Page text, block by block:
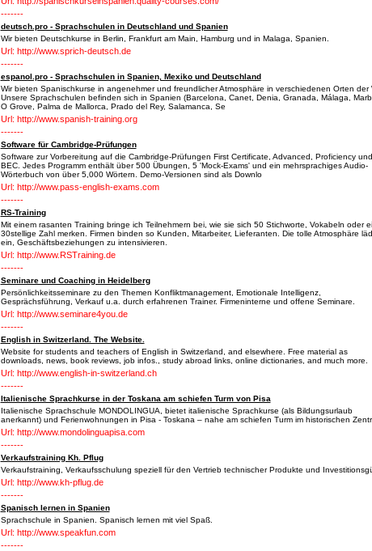
-------
deutsch.pro - Sprachschulen in Deutschland und Spanien
Wir bieten Deutschkurse in Berlin, Frankfurt am Main, Hamburg und in Malaga, Spanien.
Url: http://www.sprich-deutsch.de
-------
espanol.pro - Sprachschulen in Spanien, Mexiko und Deutschland
Wir bieten Spanischkurse in angenehmer und freundlicher Atmosphäre in verschiedenen Orten der
Unsere Sprachschulen befinden sich in Spanien (Barcelona, Canet, Denia, Granada, Málaga,
O Grove, Palma de Mallorca, Prado del Rey, Salamanca, Se
Url: http://www.spanish-training.org
-------
Software für Cambridge-Prüfungen
Software zur Vorbereitung auf die Cambridge-Prüfungen First Certificate, Advanced, Proficiency und
BEC. Jedes Programm enthält über 500 Übungen, 5 'Mock-Exams' und ein mehrsprachiges Audio-
Wörterbuch von über 5,000 Wörtern. Demo-Versionen sind als Downlo
Url: http://www.pass-english-exams.com
-------
RS-Training
Mit einem rasanten Training bringe ich Teilnehmern bei, wie sie sich 50 Stichworte, Vokabeln oder
30stellige Zahl merken. Firmen binden so Kunden, Mitarbeiter, Lieferanten. Die tolle Atmosphäre
ein, Geschäftsbeziehungen zu intensivieren.
Url: http://www.RSTraining.de
-------
Seminare und Coaching in Heidelberg
Persönlichkeitsseminare zu den Themen Konfliktmanagement, Emotionale Intelligenz,
Gesprächsführung, Verkauf u.a. durch erfahrenen Trainer. Firmeninterne und offene Seminare.
Url: http://www.seminare4you.de
-------
English in Switzerland. The Website.
Website for students and teachers of English in Switzerland, and elsewhere. Free material as
downloads, news, book reviews, job infos., study abroad links, online dictionaries, and much more.
Url: http://www.english-in-switzerland.ch
-------
Italienische Sprachkurse in der Toskana am schiefen Turm von Pisa
Italienische Sprachschule MONDOLINGUA, bietet italienische Sprachkurse (als Bildungsurlaub
anerkannt) und Ferienwohnungen in Pisa - Toskana – nahe am schiefen Turm im historischen
Url: http://www.mondolinguapisa.com
-------
Verkaufstraining Kh. Pflug
Verkaufstraining, Verkaufsschulung speziell für den Vertrieb technischer Produkte und
Url: http://www.kh-pflug.de
-------
Spanisch lernen in Spanien
Sprachschule in Spanien. Spanisch lernen mit viel Spaß.
Url: http://www.speakfun.com
-------